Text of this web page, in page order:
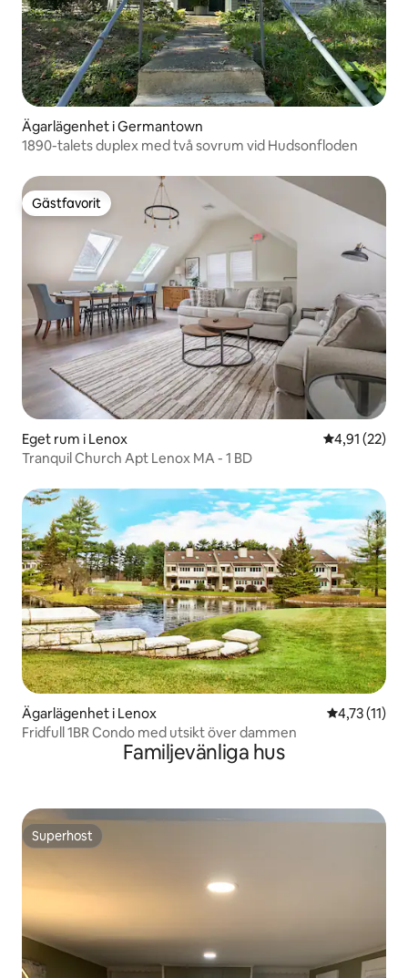
Ägarlägenhet i Germantown
1890-talets duplex med två sovrum vid Hudsonfloden
Gästfavorit
Gästfavorit
Eget rum i Lenox 4,91 av 5 i
4,91 (22)
Tranquil Church Apt Lenox MA - 1 BD
Ägarlägenhet i Lenox 4,73 av 5 i
4,73 (11)
Fridfull 1BR Condo med utsikt över dammen
Familjevänliga hus
Superhost
Superhost